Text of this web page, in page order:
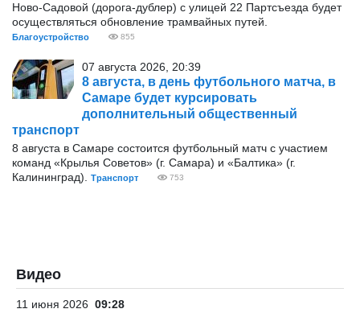
Ново-Садовой (дорога-дублер) с улицей 22 Партсъезда будет
осуществляться обновление трамвайных путей.
Благоустройство 855
07 августа 2026, 20:39
8 августа, в день футбольного матча, в
Самаре будет курсировать
дополнительный общественный
транспорт
8 августа в Самаре состоится футбольный матч с участием
команд «Крылья Советов» (г. Самара) и «Балтика» (г.
Калининград).
Транспорт 753
Видео
11 июня 2026 09:28